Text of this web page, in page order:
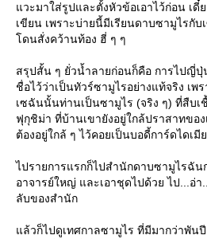
แวะมาใส่รูปและตั้งหัวข้อเอาไว้ก่อน เดี๋
เขียน เพราะบ่ายนี้มีเรียนดาบซามูไรกับ
โดนสั่งคว้านท้อง ฮี่ ๆ ๆ
สรุปสั้น ๆ ยั่วน้ำลายก่อนก็คือ การไปญี่
ชื่อไว้ว่าเป็นทัวร์ซามูไรอย่างแท้จริง เพ
เซฉันนั้นท่านเป็นซามูไร (จริง ๆ) ที่สืบเ
ฟุกุชิม่า ที่บ้านเขายังอยู่ใกล้ปราสาทขอ
ต้องอยู่ใกล้ ๆ ไว้คอยเป็นบอดี้การ์ดไดเมี
ไปรายการแรกก็ไปสำนักดาบซามูไรฉัน
อาจารย์ใหญ่ และเอาชุดไปด้วย ไป...อ่
ลับของสำนัก
แล้วก็ไปดูเทศกาลซามูไร ที่มีมากว่าพัน